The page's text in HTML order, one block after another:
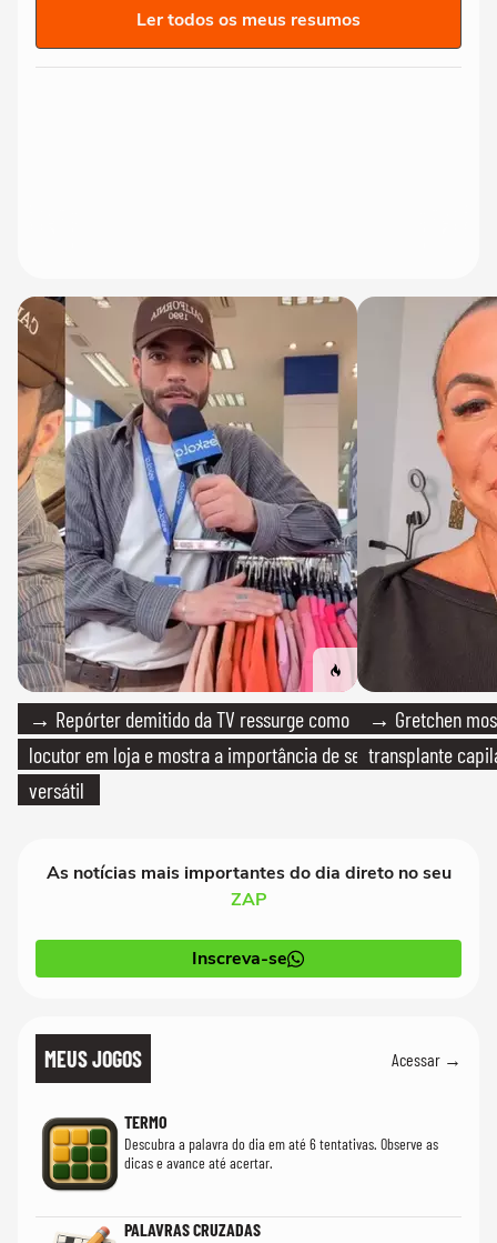
Ler todos os meus resumos
→ Repórter demitido da TV ressurge como
locutor em loja e mostra a importância de ser
versátil
→ Gretchen
transplante
As notícias mais importantes do dia direto no seu
ZAP
Inscreva-se
MEUS JOGOS Acessar →
TERMO
Descubra a palavra do dia em até 6 tentativas. Observe as
dicas e avance até acertar.
PALAVRAS CRUZADAS